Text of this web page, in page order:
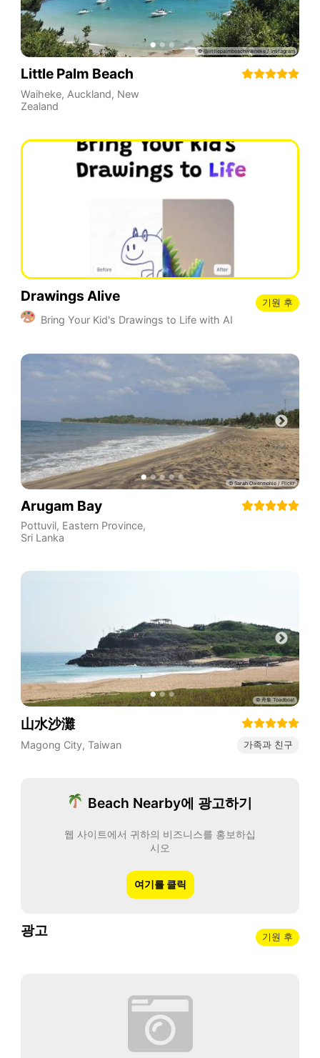
Little Palm Beach
Waiheke, Auckland, New
Zealand
Drawings Alive
Bring Your Kid's Drawings to Life with AI
기원 후
Arugam Bay
Pottuvil, Eastern Province,
Sri Lanka
山水沙灘
Magong City, Taiwan 가족과 친구
Beach Nearby에 광고하기
웹 사이트에서 귀하의 비즈니스를 홍보하십
시오
여기를 클릭
광고 기원 후